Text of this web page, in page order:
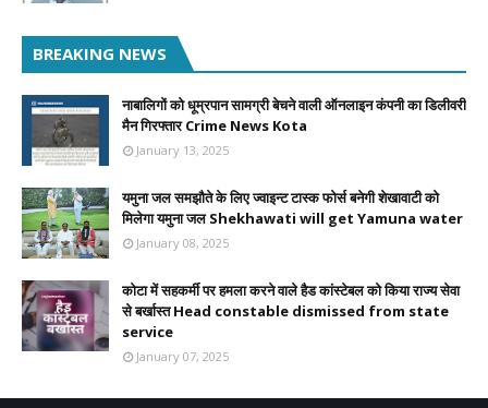
BREAKING NEWS
नाबालिगों को धूम्रपान सामग्री बेचने वाली ऑनलाइन कंपनी का डिलीवरी
मैन गिरफ्तार Crime News Kota
January 13, 2025
यमुना जल समझौते के लिए ज्वाइन्ट टास्क फोर्स बनेगी शेखावाटी को
मिलेगा यमुना जल Shekhawati will get Yamuna water
January 08, 2025
कोटा में सहकर्मी पर हमला करने वाले हैड कांस्टेबल को किया राज्य सेवा
से बर्खास्त Head constable dismissed from state
service
January 07, 2025